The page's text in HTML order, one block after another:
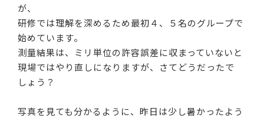
が、
研修では理解を深めるため最初４、５名のグループで
始めています。
測量結果は、ミリ単位の許容誤差に収まっていないと
現場ではやり直しになりますが、さてどうだったで
しょう？
写真を見ても分かるように、昨日は少し暑かったよう